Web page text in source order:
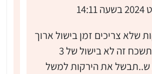
שלא צריכים זמן בישול ארוך
מדיי... אל תשכח זה לא בישול של 3
ש..תבשל את הירקות למשל